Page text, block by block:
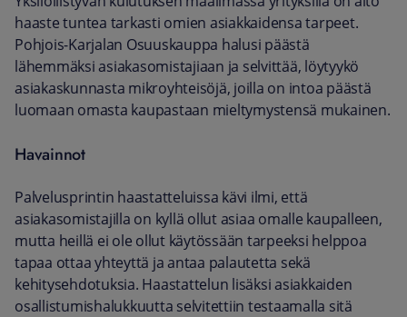
haaste tuntea tarkasti omien asiakkaidensa tarpeet.
Pohjois-Karjalan Osuuskauppa halusi päästä
lähemmäksi asiakasomistajiaan ja selvittää, löytyykö
asiakaskunnasta mikroyhteisöjä, joilla on intoa päästä
luomaan omasta kaupastaan mieltymystensä mukainen.
Havainnot
Palvelusprintin haastatteluissa kävi ilmi, että
asiakasomistajilla on kyllä ollut asiaa omalle kaupalleen,
mutta heillä ei ole ollut käytössään tarpeeksi helppoa
tapaa ottaa yhteyttä ja antaa palautetta sekä
kehitysehdotuksia. Haastattelun lisäksi asiakkaiden
osallistumishalukkuutta selvitettiin testaamalla sitä